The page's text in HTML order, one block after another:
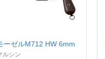
ーゼルM712 HW 6mm
ルシン